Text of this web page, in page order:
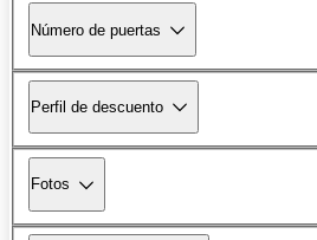
Número de puertas
Perfil de descuento
Fotos